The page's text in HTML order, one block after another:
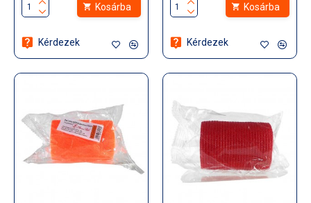
Kosárba
Kérdezek
Kosárba
Kérdezek